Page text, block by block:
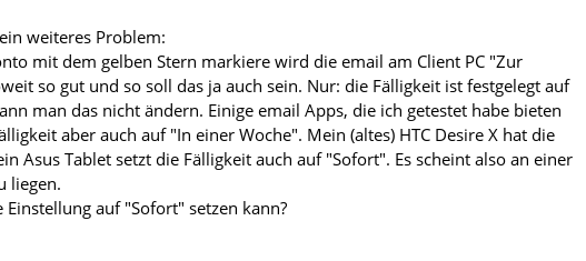
weiteres Problem:
mit dem gelben Stern markiere wird die email am Client PC "Zur
so gut und so soll das ja auch sein. Nur: die Fälligkeit ist festgelegt auf
man das nicht ändern. Einige email Apps, die ich getestet habe bieten
aber auch auf "In einer Woche". Mein (altes) HTC Desire X hat die
Asus Tablet setzt die Fälligkeit auch auf "Sofort". Es scheint also an einer
liegen.
auf "Sofort" setzen kann?